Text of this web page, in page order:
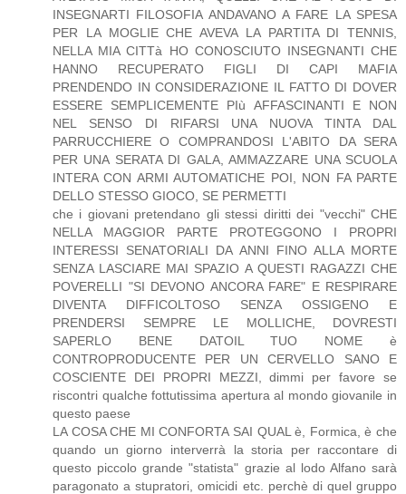
INSEGNARTI FILOSOFIA ANDAVANO A FARE LA SPESA
PER LA MOGLIE CHE AVEVA LA PARTITA DI TENNIS,
NELLA MIA CITTà HO CONOSCIUTO INSEGNANTI CHE
HANNO RECUPERATO FIGLI DI CAPI MAFIA
PRENDENDO IN CONSIDERAZIONE IL FATTO DI DOVER
ESSERE SEMPLICEMENTE PIù AFFASCINANTI E NON
NEL SENSO DI RIFARSI UNA NUOVA TINTA DAL
PARRUCCHIERE O COMPRANDOSI L'ABITO DA SERA
PER UNA SERATA DI GALA, AMMAZZARE UNA SCUOLA
INTERA CON ARMI AUTOMATICHE POI, NON FA PARTE
DELLO STESSO GIOCO, SE PERMETTI
che i giovani pretendano gli stessi diritti dei "vecchi" CHE
NELLA MAGGIOR PARTE PROTEGGONO I PROPRI
INTERESSI SENATORIALI DA ANNI FINO ALLA MORTE
SENZA LASCIARE MAI SPAZIO A QUESTI RAGAZZI CHE
POVERELLI "SI DEVONO ANCORA FARE" E RESPIRARE
DIVENTA DIFFICOLTOSO SENZA OSSIGENO E
PRENDERSI SEMPRE LE MOLLICHE, DOVRESTI
SAPERLO BENE DATOIL TUO NOME è
CONTROPRODUCENTE PER UN CERVELLO SANO E
COSCIENTE DEI PROPRI MEZZI, dimmi per favore se
riscontri qualche fottutissima apertura al mondo giovanile in
questo paese
LA COSA CHE MI CONFORTA SAI QUAL è, Formica, è che
quando un giorno interverrà la storia per raccontare di
questo piccolo grande "statista" grazie al lodo Alfano sarà
paragonato a stupratori, omicidi etc. perchè di quel gruppo